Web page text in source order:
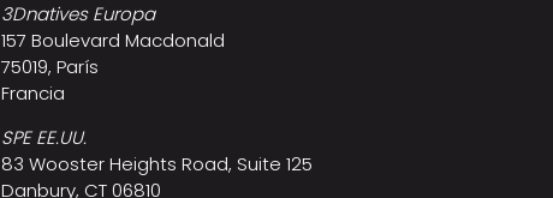
3Dnatives Europa
157 Boulevard Macdonald
75019, París
Francia
SPE EE.UU.
83 Wooster Heights Road, Suite 125
Danbury, CT 06810